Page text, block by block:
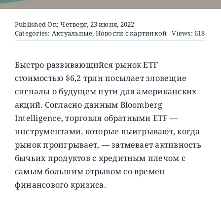
О ПРОЕКТЕ
Published On: Четверг, 23 июня, 2022
Categories: Актуальные, Новости с картинкой Views: 618
Быстро развивающийся рынок ETF
стоимостью $6,2 трлн посылает зловещие
сигналы о будущем пути для американских
акций. Согласно данным Bloomberg
Intelligence, торговля обратными ETF —
инструментами, которые выигрывают, когда
рынок проигрывает, — затмевает активность
бычьих продуктов с кредитным плечом с
самым большим отрывом со времен
финансового кризиса.